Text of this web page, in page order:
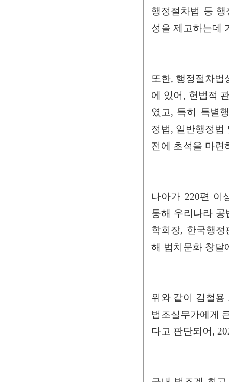
행정절차법 등
성을 제고하는데
또한, 행정절차법
에 있어, 헌법적
였고, 특히 특별
정법, 일반행정법
전에 초석을 마련
나아가 220편 이
통해 우리나라
학회장, 한국행
해 법치문화 창달
위와 같이 김철용
법조실무가에게
다고 판단되어,